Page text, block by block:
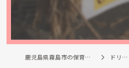
鹿児島県霧島市の保育園なら社会福祉法人清風会 ドリーム日記